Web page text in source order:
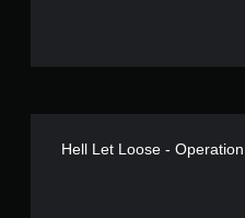
Hell Let Loose -